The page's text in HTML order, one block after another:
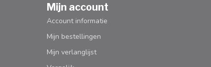
Mijn account
Account informatie
Mijn bestellingen
Mijn verlanglijst